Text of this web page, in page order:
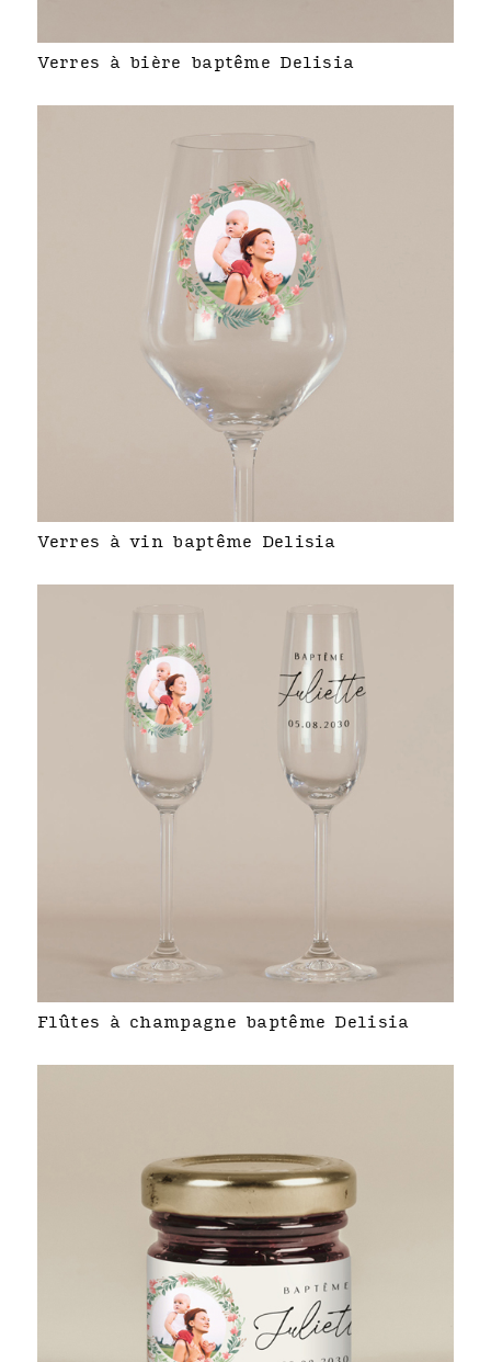
Verres à bière baptême Delisia
Verres à vin baptême Delisia
Flûtes à champagne baptême Delisia